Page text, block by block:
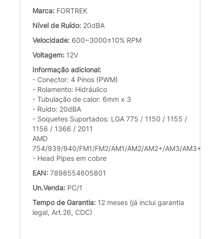
Marca: FORTREK
Nível de Ruído: 20dBA
Velocidade: 600~3000±10% RPM
Voltagem: 12V
Informação adicional:
- Conector: 4 Pinos (PWM)
- Rolamento: Hidráulico
- Tubulação de calor: 6mm x 3
- Ruído: 20dBA
- Soquetes Suportados: LGA 775 / 1150 / 1155 /
1156 / 1366 / 2011
AMD
754/939/940/FM1/FM2/AM1/AM2/AM2+/AM3/AM3+
- Head Pipes em cobre
EAN: 7898554605801
Un.Venda: PC/1
Tempo de Garantia: 12 meses (já inclui garantia
legal, Art.26, CDC)